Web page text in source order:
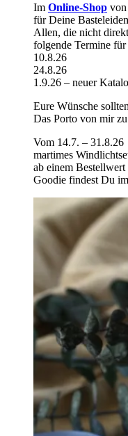
Im Online-Shop
für Deine
Allen, die nicht
folgende Termine für
10.8.26
24.8.26
1.9.26 – neuer
Eure Wünsche
Das Porto von mir
Vom 14.7. –
martimes
ab einem
Goodie findest Du